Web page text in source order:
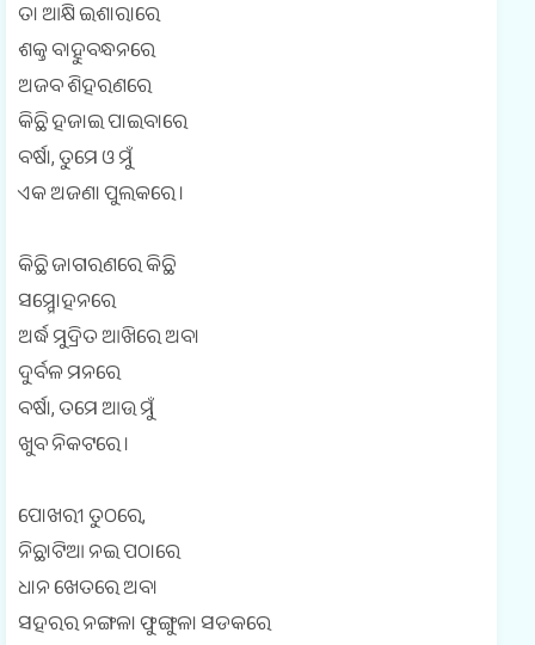
ତା ଆକ୍ଷି ଇଶାରାରେ
ଶକ୍ତ ବାହୁବନ୍ଧନରେ
ଅଜବ ଶିହରଣରେ
କିଛି ହଜାଇ ପାଇବାରେ
ବର୍ଷା, ତୁମେ ଓ ମୁଁ
ଏକ ଅଜଣା ପୁଲକରେ ।
କିଛି ଜାଗରଣରେ କିଛି
ସମ୍ମୋହନରେ
ଅର୍ଦ୍ଧ ମୁଦ୍ରିତ ଆଖିରେ ଅବା
ଦୁର୍ବଳ ମନରେ
ବର୍ଷା, ତମେ ଆଉ ମୁଁ
ଖୁବ ନିକଟରେ ।
ପୋଖରୀ ତୁଠରେ,
ନିଛାଟିଆ ନଇ ପଠାରେ
ଧାନ ଖେତରେ ଅବା
ସହରର ନଙ୍ଗଳା ଫୁଙ୍ଗୁଳା ସଡକରେ